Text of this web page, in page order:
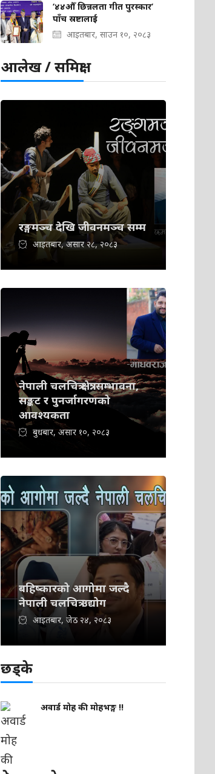
‘४४औँ छिन्नलता गीत पुरस्कार’
पाँच स्रष्टालाई
आइतबार, साउन १०, २०८३
आलेख / समिक्षा
रङ्गमञ्च देखि जीवनमञ्च सम्म
आइतबार, असार २८, २०८३
नेपाली चलचित्र क्षेत्र: सम्भावना,
सङ्कट र पुनर्जागरणको
आवश्यकता
बुधबार, असार १०, २०८३
बहिष्कारको आगोमा जल्दै
नेपाली चलचित्र उद्योग
आइतबार, जेठ २४, २०८३
छड्के
अवार्ड मोह की मोहभङ्ग !!